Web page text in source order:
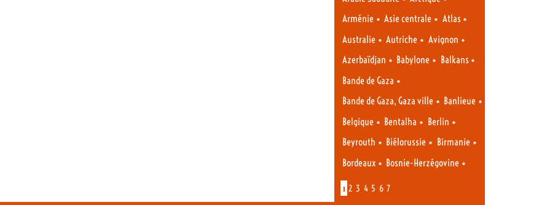
Arménie • Asie centrale • Atlas •
Australie • Autriche • Avignon •
Azerbaïdjan • Babylone • Balkans •
Bande de Gaza •
Bande de Gaza, Gaza ville • Banlieue •
Belgique • Bentalha • Berlin •
Beyrouth • Biélorussie • Birmanie •
Bordeaux • Bosnie-Herzégovine •
1 2 3 4 5 6 7